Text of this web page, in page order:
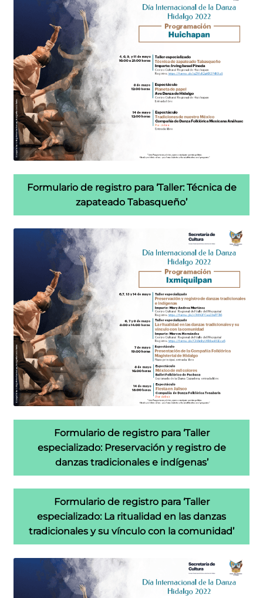
Formulario de registro para ‘Taller: Técnica de
zapateado Tabasqueño’
Formulario de registro para ‘Taller
especializado: Preservación y registro de
danzas tradicionales e indígenas’
Formulario de registro para ‘Taller
especializado: La ritualidad en las danzas
tradicionales y su vínculo con la comunidad’